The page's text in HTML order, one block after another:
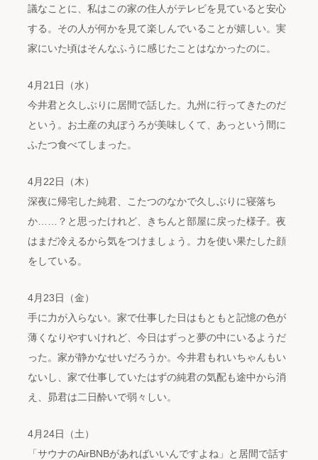
議なことに、私はこの家の住人がテレビを見ていると安心
する。その人が何かを見て楽しんでいることが嬉しい。実
家にいた頃はそんなふうに感じたことはなかったのに。
4月21日（水）
今井君と久しぶりに居間で話した。九州に行ってきたのだ
という。お土産の丸ぼうろが美味しくて、あっという間に
ふたつ食べてしまった。
4月22日（木）
深夜に帰宅した純君、こたつのなかで久しぶりに寝落ち
か……？と思ったけれど、きちんと部屋に戻った様子。夜
はまだ冷えるから気をつけましょう。力を使い果たした顔
をしている。
4月23日（金）
手に力が入らない。家で仕事した日はもともと記憶の色が
薄くなりやすいけれど、今日はずっと夢の中にいるようだ
った。家が静かなせいだろうか。今井君もれいちゃんもい
ないし、家で仕事していたはずの純君の気配も途中から消
え、昴君は二日酔いで弱々しい。
4月24日（土）
「サウナのAirBNBがあればいいんですよね」と居間で話す